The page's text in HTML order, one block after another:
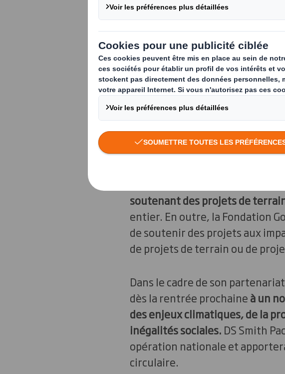
Créée et présidée par Yann
soutenant des projets de
entier. En outre, la Fondation
de soutenir des projets aux
de projets de terrain ou de
Dans le cadre de son
dès la rentrée prochaineà un
des enjeux climatiques, de la
inégalités sociales. DS Smith
opération nationale et
circulaire.